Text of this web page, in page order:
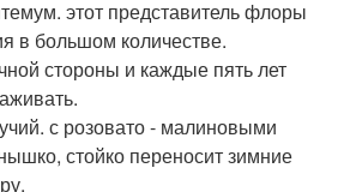
этот представитель флоры
в большом количестве.
стороны и каждые пять лет
с розовато - малиновыми
стойко переносит зимние